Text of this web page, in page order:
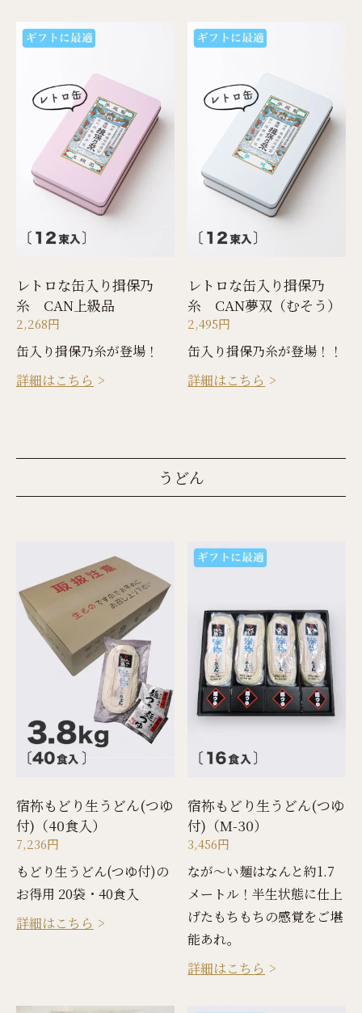
レトロな缶入り揖保乃
糸 CAN上級品
2,268円
缶入り揖保乃糸が登場！
詳細はこちら
レトロな缶入り揖保乃
糸 CAN夢双（むそう）
2,495円
缶入り揖保乃糸が登場！！
詳細はこちら
うどん
宿祢もどり生うどん(つゆ
付)（40食入）
7,236円
もどり生うどん(つゆ付)の
お得用 20袋・40食入
詳細はこちら
宿祢もどり生うどん(つゆ
付)（M-30）
3,456円
なが〜い麺はなんと約1.7
メートル！半生状態に仕上
げたもちもちの感覚をご堪
能あれ。
詳細はこちら